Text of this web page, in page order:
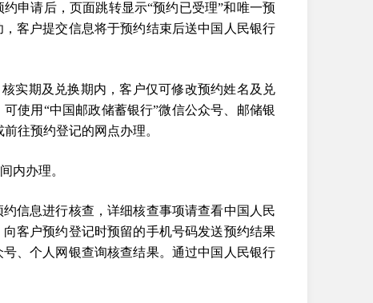
申请后，页面跳转显示“预约已受理”和唯一预
客户提交信息将于预约结束后送中国人民银行
实期及兑换期内，客户仅可修改预约姓名及兑
使用“中国邮政储蓄银行”微信公众号、邮储银
往预约登记的网点办理。
内办理。
信息进行核查，详细核查事项请查看中国人民
客户预约登记时预留的手机号码发送预约结果
、个人网银查询核查结果。通过中国人民银行